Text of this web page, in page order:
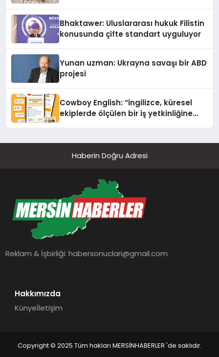
Bhaktawer: Uluslararası hukuk Filistin
konusunda çifte standart uyguluyor
Yunan uzman: Ukrayna savaşı bir ABD
projesi
Cowboy English: “İngilizce, küresel
ekiplerde ölçülen bir iş yetkinliğine
Haberin Doğru Adresi
Reklam & İşbirliği:habersonuclari@gmail.com
Hakkımızda
Künyeİletişim
Copyright © 2025 Tüm hakları MERSİNHABERLER 'de saklıdır.